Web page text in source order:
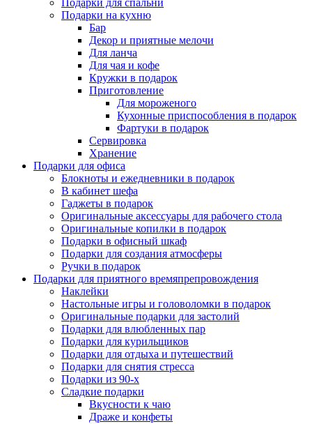
Подарки для спальни
Подарки на кухню
Бар
Декор и приятные мелочи
Для ланча
Для чая и кофе
Кружки в подарок
Приготовление
Для мороженого
Кухонные приспособления в подарок
Фартуки в подарок
Сервировка
Хранение
Подарки для офиса
Блокноты и ежедневники в подарок
В кабинет шефа
Гаджеты в подарок
Оригинальные аксессуары для рабочего стола
Оригинальные копилки в подарок
Подарки в офисный шкаф
Подарки для создания атмосферы
Ручки в подарок
Подарки для приятного времяпрепровождения
Наклейки
Настольные игры и головоломки в подарок
Оригинальные подарки для застолий
Подарки для влюбленных пар
Подарки для курильщиков
Подарки для отдыха и путешествий
Подарки для снятия стресса
Подарки из 90-х
Сладкие подарки
Вкусности к чаю
Драже и конфеты